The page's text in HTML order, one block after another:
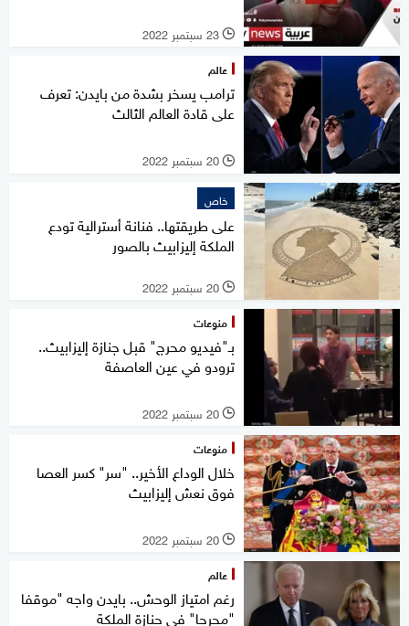
l 23 سبتمبر 2022
عالم
ترامب يسخر بشدة من بايدن: تعرف
على قادة العالم الثالث
l 20 سبتمبر 2022
خاص
على طريقتها.. فنانة أسترالية تودع
الملكة إليزابيث بالصور
l 20 سبتمبر 2022
منوعات
بـ"فيديو محرج" قبل جنازة إليزابيث..
ترودو في عين العاصفة
l 20 سبتمبر 2022
منوعات
خلال الوداع الأخير.. "سر" كسر العصا
فوق نعش إليزابيث
l 20 سبتمبر 2022
عالم
رغم امتياز الوحش.. بايدن واجه "موقفا
"محرجا" في جنازة الملكة